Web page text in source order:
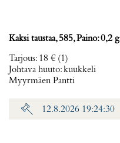
Kaksi taustaa, 585, Paino: 0,2 g
Tarjous: 18 € (1)
Johtava huuto:kuukkeli
Myyrmäen Pantti
12.8.2026 19:24:30